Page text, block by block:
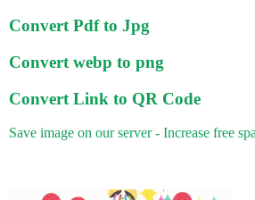
Convert Pdf to Jpg
Convert webp to png
Convert Link to QR Code
Save image on our server - Increase free